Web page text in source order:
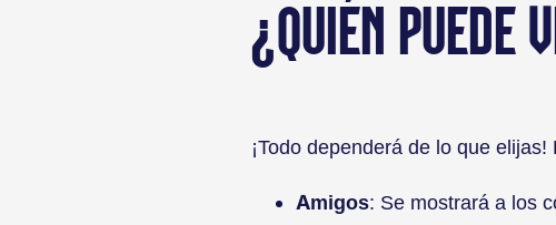
¿QUIÉN PUEDE
¡Todo dependerá de lo que
Amigos: Se mostrará a los